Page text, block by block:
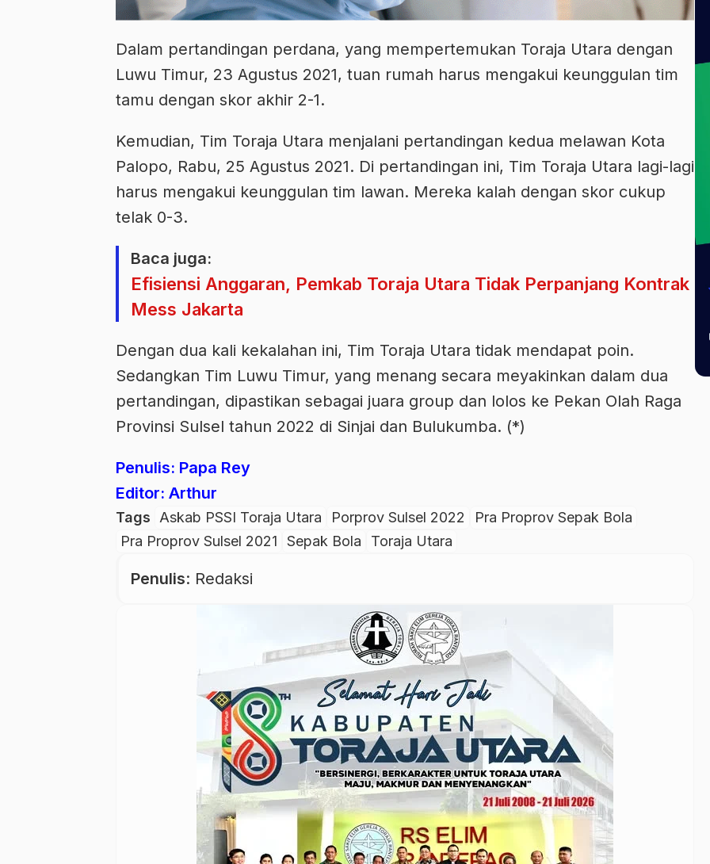
Dalam pertandingan perdana, yang mempertemukan Toraja Utara dengan
Luwu Timur, 23 Agustus 2021, tuan rumah harus mengakui keunggulan tim
tamu dengan skor akhir 2-1.
Kemudian, Tim Toraja Utara menjalani pertandingan kedua melawan Kota
Palopo, Rabu, 25 Agustus 2021. Di pertandingan ini, Tim Toraja Utara lagi-lagi
harus mengakui keunggulan tim lawan. Mereka kalah dengan skor cukup
telak 0-3.
Baca juga:
Efisiensi Anggaran, Pemkab Toraja Utara Tidak Perpanjang Kontrak
Mess Jakarta
Dengan dua kali kekalahan ini, Tim Toraja Utara tidak mendapat poin.
Sedangkan Tim Luwu Timur, yang menang secara meyakinkan dalam dua
pertandingan, dipastikan sebagai juara group dan lolos ke Pekan Olah Raga
Provinsi Sulsel tahun 2022 di Sinjai dan Bulukumba. (*)
Penulis: Papa Rey
Editor: Arthur
Tags Askab PSSI Toraja Utara Porprov Sulsel 2022
Pra Proprov Sepak Bola
Pra Proprov Sulsel 2021
Sepak Bola Toraja Utara
Penulis: Redaksi